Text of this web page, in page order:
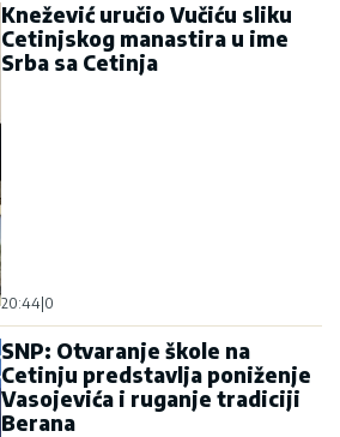
Knežević uručio Vučiću sliku
Cetinjskog manastira u ime
Srba sa Cetinja
20:44 0
SNP: Otvaranje škole na
Cetinju predstavlja poniženje
Vasojevića i ruganje tradiciji
Berana